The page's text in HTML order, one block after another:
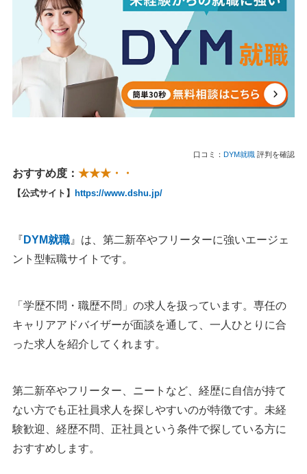
口コミ： DYM就職 評判を確認
おすすめ度： ★★★・・
【公式サイト】 https://www.dshu.jp/
『 DYM就職 』は、第二新卒やフリーターに強いエージェ
ント型転職サイトです。
「学歴不問・職歴不問」の求人を扱っています。専任の
キャリアアドバイザーが面談を通して、一人ひとりに合
った求人を紹介してくれます。
第二新卒やフリーター、ニートなど、経歴に自信が持て
ない方でも正社員求人を探しやすいのが特徴です。未経
験歓迎、経歴不問、正社員という条件で探している方に
おすすめします。